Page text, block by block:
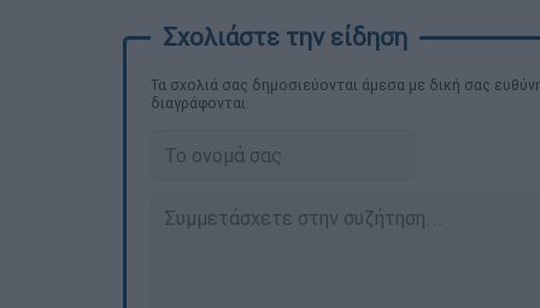
Τα σχολιά σας δημοσιεύονται άμεσα με δική σας
διαγράφονται